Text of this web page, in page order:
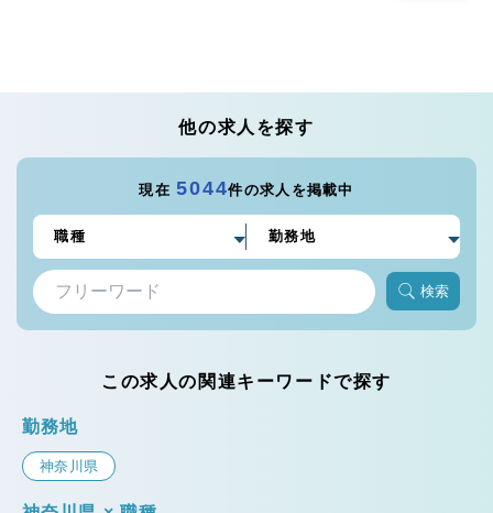
他の求人を探す
現在5044件の求人を掲載中
検索
この求人の関連キーワードで探す
勤務地
神奈川県